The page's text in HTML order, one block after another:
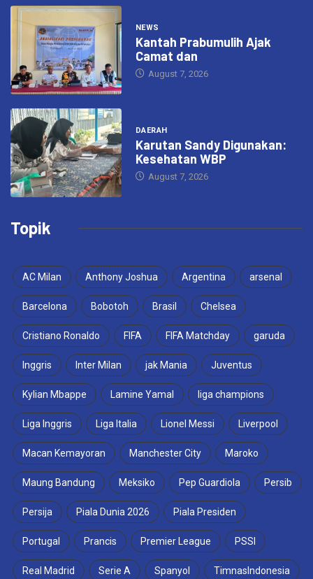
NEWS
Kantah Prabumulih Ajak
Camat dan
August 7, 2026
DAERAH
Karutan Sandy Digunakan:
Kesehatan WBP
August 7, 2026
Topik
AC Milan Anthony Joshua Argentina arsenal
Barcelona Bobotoh Brasil Chelsea
Cristiano Ronaldo FIFA FIFA Matchday garuda
Inggris Inter Milan jak Mania Juventus
Kylian Mbappe Lamine Yamal liga champions
Liga Inggris Liga Italia Lionel Messi Liverpool
Macan Kemayoran Manchester City Maroko
Maung Bandung Meksiko Pep Guardiola Persib
Persija Piala Dunia 2026 Piala Presiden
Portugal Prancis Premier League PSSI
Real Madrid Serie A Spanyol TimnasIndonesia